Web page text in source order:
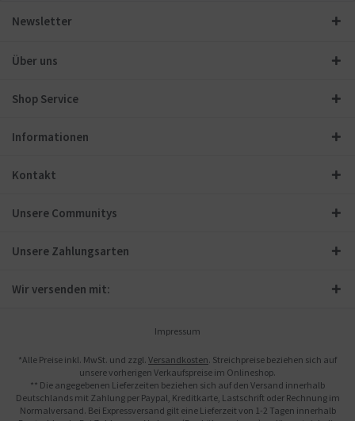
Newsletter
Über uns
Shop Service
Informationen
Kontakt
Unsere Communitys
Unsere Zahlungsarten
Wir versenden mit:
Impressum
*Alle Preise inkl. MwSt. und zzgl. Versandkosten. Streichpreise beziehen sich auf
unsere vorherigen Verkaufspreise im Onlineshop.
** Die angegebenen Lieferzeiten beziehen sich auf den Versand innerhalb
Deutschlands mit Zahlung per Paypal, Kreditkarte, Lastschrift oder Rechnung im
Normalversand. Bei Expressversand gilt eine Lieferzeit von 1-2 Tagen innerhalb